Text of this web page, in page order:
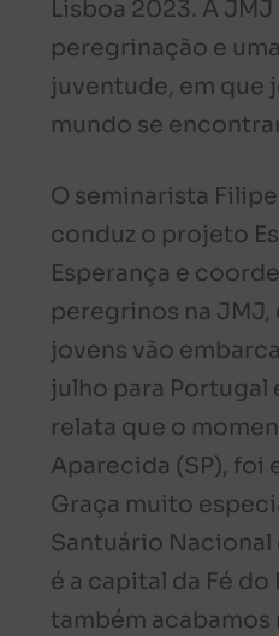
Lisboa 2023. A JMJ
peregrinação e
juventude, em que
mundo se
O seminarista
conduz o projeto
Esperança e
peregrinos na JMJ,
jovens vão
julho para Portugal
relata que o
Aparecida (SP), foi
Graça muito
Santuário
é a capital da Fé do
também